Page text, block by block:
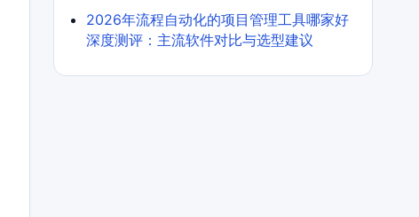
2026年流程自动化的项目管理工具哪家好
深度测评：主流软件对比与选型建议